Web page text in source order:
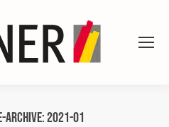
Archive:2021-01